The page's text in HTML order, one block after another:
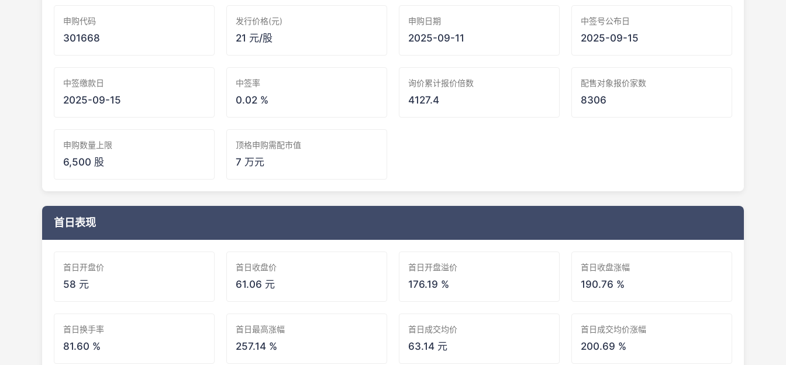
申购代码
301668
发行价格(元)
21 元/股
申购日期
2025-09-11
中签号公布日
2025-09-15
中签缴款日
2025-09-15
中签率
0.02 %
询价累计报价倍数
4127.4
配售对象报价家数
8306
申购数量上限
6,500 股
顶格申购需配市值
7 万元
首日表现
首日开盘价
58 元
首日收盘价
61.06 元
首日开盘溢价
176.19 %
首日收盘涨幅
190.76 %
首日换手率
81.60 %
首日最高涨幅
257.14 %
首日成交均价
63.14 元
首日成交均价涨幅
200.69 %